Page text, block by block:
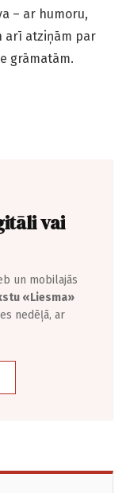
– ar humoru,
arī atziņām par
grāmatām.
vai
un mobilajās
«Liesma»
nedēļā, ar